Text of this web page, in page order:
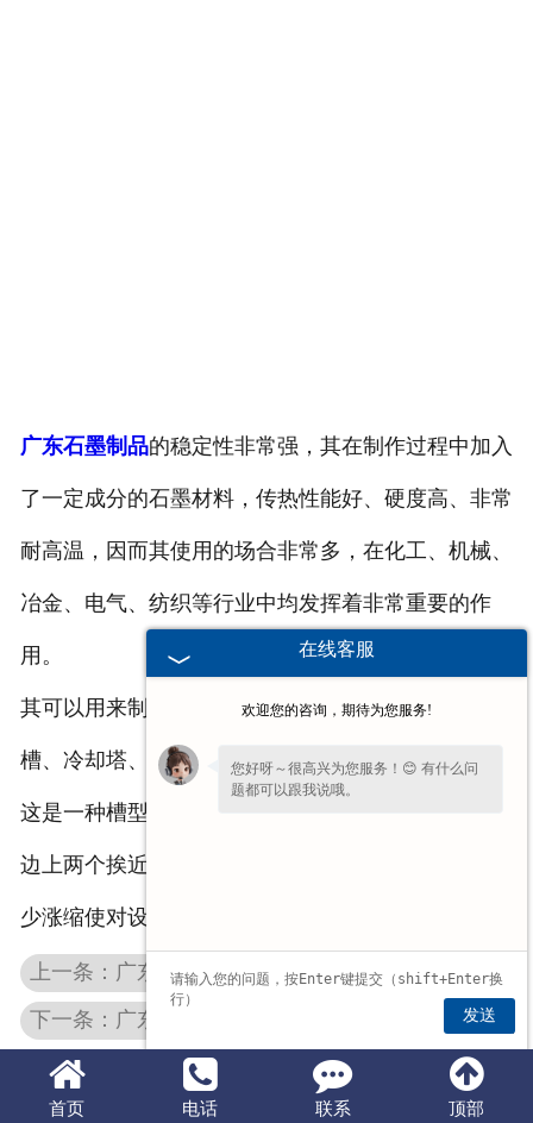
广东石墨制品的稳定性非常强，其在制作过程中加入
了一定成分的石墨材料，传热性能好、硬度高、非常
耐高温，因而其使用的场合非常多，在化工、机械、
冶金、电气、纺织等行业中均发挥着非常重要的作
用。
其可以用来制作换热器、脱硫塔、电加热器、反应
槽、冷却塔、过滤装置等设备，而且能制成石墨舟，
这是一种槽型的器皿，其上带有相应的排气管道，底
边上两个挨近的斜槽能顺利流通，能在很大程度上减
少涨缩使对设备造成的伤害，非常耐用。
上一条：广东高纯石墨板是经过哪些流程加工而成的呢？
下一条：广东石墨模具在石墨产品的制作中非常重要
首页 电话 联系 顶部
在线客服
欢迎您的咨询，期待为您服务!
您好呀～很高兴为您服务！😊 有什么问
题都可以跟我说哦。
发送